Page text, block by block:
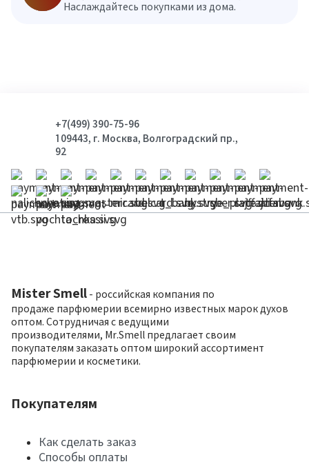
Наслаждайтесь покупками из дома.
+7(499) 390-75-96
109443, г. Москва, Волгоградский пр.,
92
Mister Smell - российская компания по
продаже парфюмерии всемирно известных марок духов
оптом. Сотрудничая с ведущими
производителями, Mr.Smell предлагает своим
покупателям заказать оптом широкий ассортимент
парфюмерии и косметики.
Покупателям
Как сделать заказ
Способы оплаты